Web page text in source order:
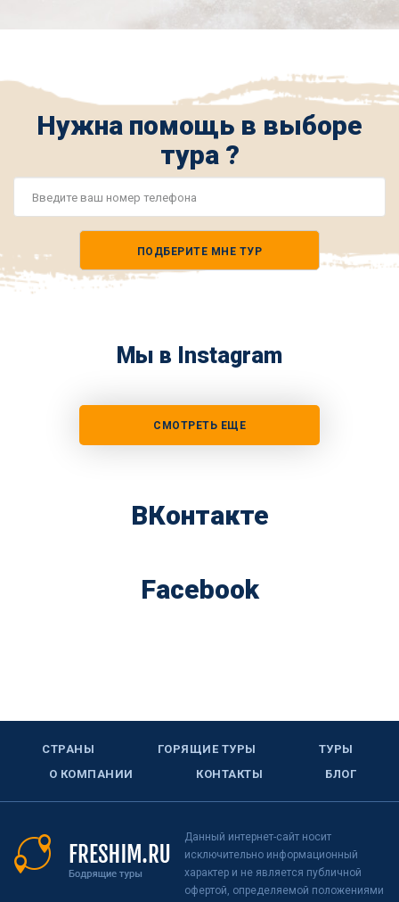
Нужна помощь в выборе
тура ?
ПОДБЕРИТЕ МНЕ ТУР
Мы в Instagram
СМОТРЕТЬ ЕЩЕ
ВКонтакте
Facebook
СТРАНЫ ГОРЯЩИЕ ТУРЫ
ТУРЫ
О КОМПАНИИ
КОНТАКТЫ БЛОГ
Данный интернет-сайт носит
исключительно информационный
характер и не является публичной
офертой, определяемой положениями